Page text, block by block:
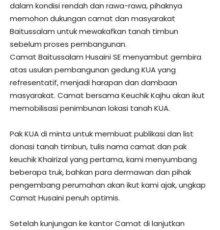
dalam kondisi rendah dan rawa-rawa, pihaknya
memohon dukungan camat dan masyarakat
Baitussalam untuk mewakafkan tanah timbun
sebelum proses pembangunan.
Camat Baitussalam Husaini SE menyambut gembira
atas usulan pembangunan gedung KUA yang
refresentatif, menjadi harapan dan dambaan
masyarakat. Camat bersama Keuchik Kajhu akan ikut
memobilisasi penimbunan lokasi tanah KUA.
Pak KUA di minta untuk membuat publikasi dan list
donasi tanah timbun, tulis nama camat dan pak
keuchik Khairizal yang pertama, kami menyumbang
beberapa truk, bahkan para dermawan dan pihak
pengembang perumahan akan ikut kami ajak, ungkap
Camat Husaini penuh optimis.
Setelah kunjungan ke kantor Camat di lanjutkan